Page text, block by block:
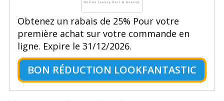
Obtenez un rabais de 25% Pour votre
première achat sur votre commande en
ligne. Expire le 31/12/2026.
BON RÉDUCTION LOOKFANTASTIC